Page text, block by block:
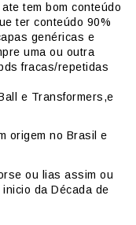
tem bom conteúdo
ter conteúdo 90%
genéricas e
uma ou outra
fracas/repetidas
e Transformers,e
origem no Brasil e
ou lias assim ou
da Década de